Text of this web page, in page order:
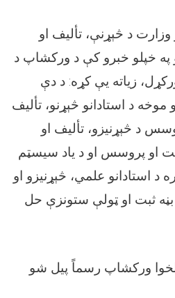
د څېړنې، تألیف او
خپلو خبرو کې د ورکشاپ د
زیاته یې کړه: د دې
د استادانو څېړنو، تألیف
د څېړنیزو، تألیف او
ثبت او پروسس او د یاد سیسټم
استادانو علمي، څېړنیزو او
بڼه ثبت او ټولې ستونزې حل